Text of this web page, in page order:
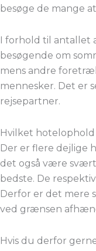
besøge de mange
I forhold til antallet
besøgende om
mens andre
mennesker. Det er
rejsepartner.
Hvilket
Der er flere dejlige
det også være
bedste. De
Derfor er det mere
ved grænsen
Hvis du derfor